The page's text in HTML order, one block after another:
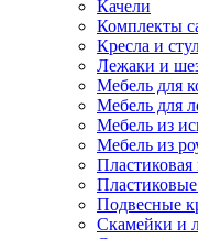
Качели
Комплекты
Кресла и
Лежаки и
Мебель для
Мебель для
Мебель из
Мебель из
Пластиковая
Пластиковые
Подвесные
Скамейки и